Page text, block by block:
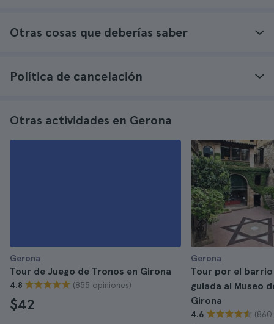
Otras cosas que deberías saber
Política de cancelación
Otras actividades en Gerona
Gerona
Tour de Juego de Tronos en Girona
4.8 (855 opiniones)
$42
Gerona
Tour por el
guiada al Museo
Girona
4.6 (860